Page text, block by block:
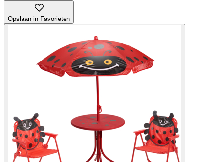
Opslaan in Favorieten